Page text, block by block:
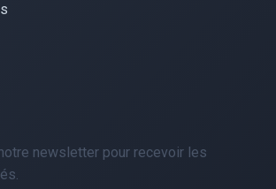
newsletter pour recevoir les